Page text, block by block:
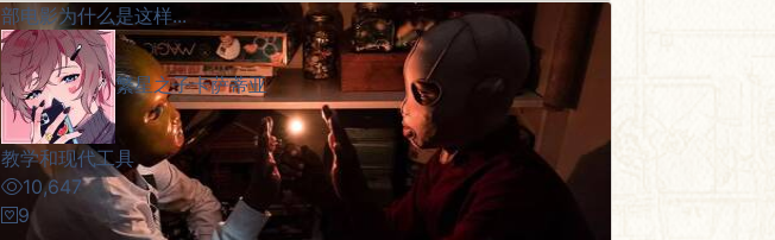
部电影为什么是这样...
繁星之子卡萨蒂亚
教学和现代工具
10,647
9